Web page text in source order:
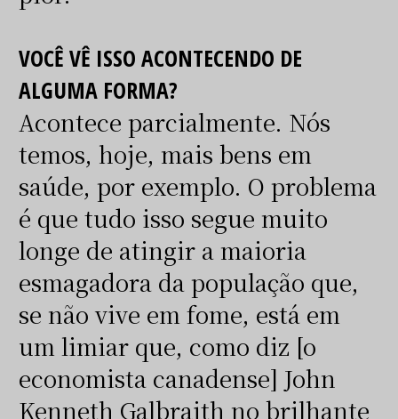
VOCÊ VÊ ISSO ACONTECENDO DE
ALGUMA FORMA?
Acontece parcialmente. Nós
temos, hoje, mais bens em
saúde, por exemplo. O problema
é que tudo isso segue muito
longe de atingir a maioria
esmagadora da população que,
se não vive em fome, está em
um limiar que, como diz [o
economista canadense] John
Kenneth Galbraith no brilhante